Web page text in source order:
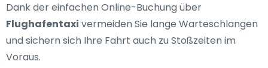
Dank der einfachen Online-Buchung über
Flughafentaxi vermeiden Sie lange Warteschlangen
und sichern sich Ihre Fahrt auch zu Stoßzeiten im
Voraus.